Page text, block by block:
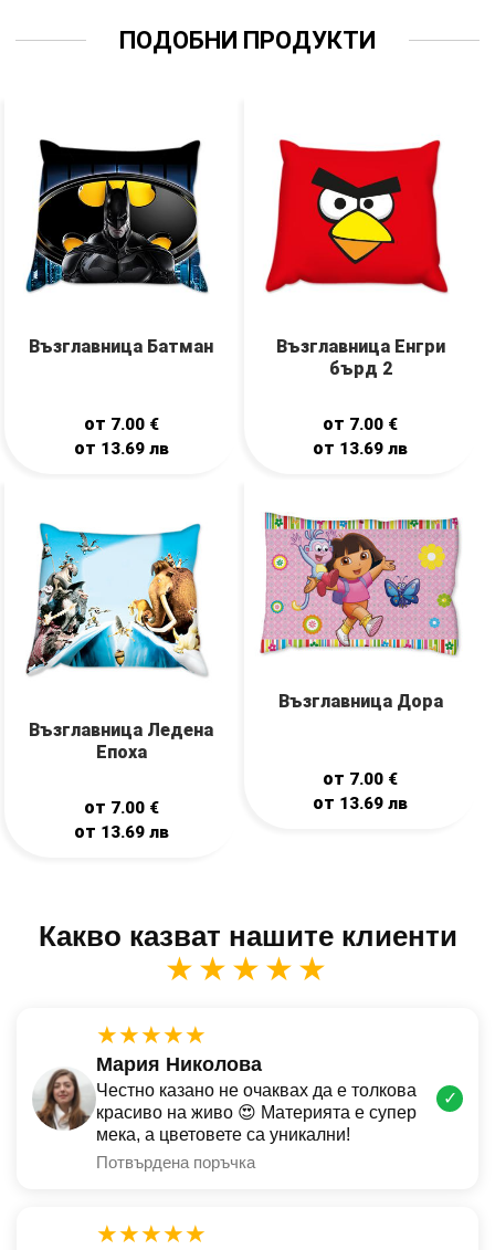
ПОДОБНИ ПРОДУКТИ
Възглавница Батман
от 7.00 €
от 13.69 лв
Възглавница Енгри
бърд 2
от 7.00 €
от 13.69лв
Възглавница Ледена
Епоха
от 7.00 €
от 13.69 лв
Възглавница Дора
от 7.00 €
от 13.69лв
Какво казват нашите клиенти
★★★★★
★★★★★
Мария Николова
Честно казано не очаквах да е толкова
красиво на живо 😍 Материята е супер
мека, а цветовете са уникални!
Потвърдена поръчка
✓
★★★★★